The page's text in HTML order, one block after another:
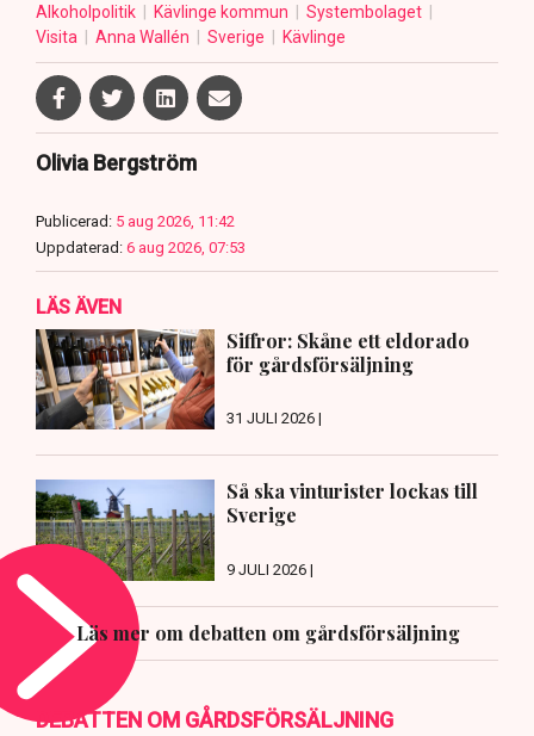
Alkoholpolitik Kävlinge kommun
Systembolaget
Visita
Anna Wallén Sverige Kävlinge
Olivia Bergström
Publicerad: 5 aug 2026, 11:42
Uppdaterad: 6 aug 2026, 07:53
LÄS ÄVEN
Siffror: Skåne ett eldorado
för gårdsförsäljning
31 JULI 2026 |
Så ska vinturister lockas till
Sverige
9 JULI 2026 |
Läs mer om debatten om gårdsförsäljning
DEBATTEN OM GÅRDSFÖRSÄLJNING